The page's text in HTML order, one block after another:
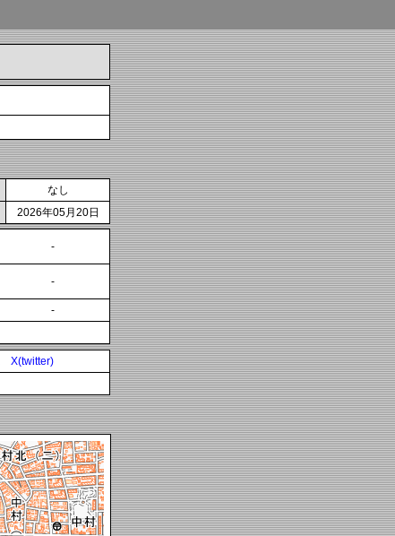
なし
2026年05月20日
-
-
-
X(twitter)